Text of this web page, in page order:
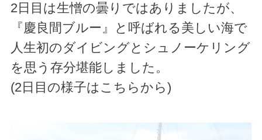
2日目は生憎の曇りではありましたが、
『慶良間ブルー』と呼ばれる美しい海で
人生初のダイビングとシュノーケリング
を思う存分堪能しました。
(2日目の様子はこちらから)